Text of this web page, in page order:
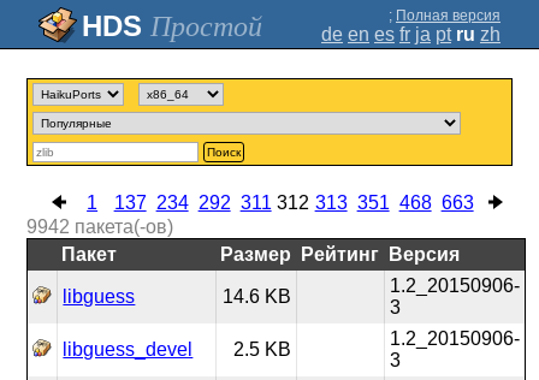
Простой ; Полная версия
de en es fr ja pt ru zh
Поиск
1 137 234 292 311 312 313 351 468 663
9942 пакета(-ов)
Пакет
Размер Рейтинг Версия
libguess 14.6 KB
1.2_20150906-
3
libguess_devel 2.5 KB
1.2_20150906-
3